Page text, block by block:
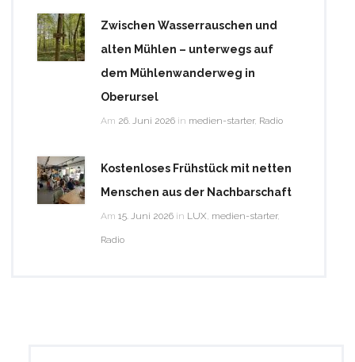
Zwischen Wasserrauschen und
alten Mühlen – unterwegs auf
dem Mühlenwanderweg in
Oberursel
Am 26. Juni 2026 in medien-starter, Radio
Kostenloses Frühstück mit netten
Menschen aus der Nachbarschaft
Am 15. Juni 2026 in LUX, medien-starter,
Radio